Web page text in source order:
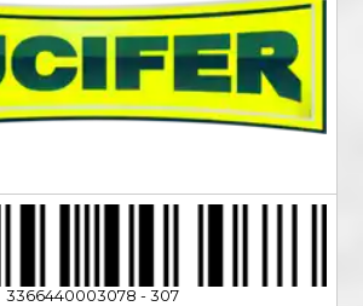
3366440003078 - 307